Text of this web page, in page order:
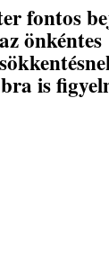
fontos
önkéntes
is